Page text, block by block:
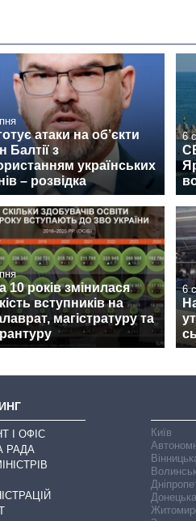
атаки на об’єкти
Балтії з
українських
– розвідка
6
10 років змінилася
вступників на
магістратуру та
6
І ОФІС
РАДА
Київ